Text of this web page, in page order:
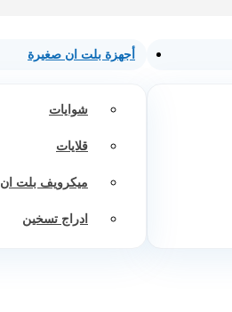
أجهزة بلت ان صغيرة
شوايات
قلايات
ميكرويف بلت ان
ادراج تسخين